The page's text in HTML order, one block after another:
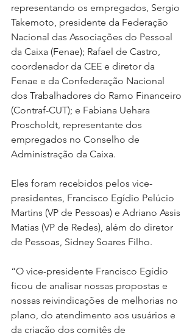
representando os empregados, Sergio
Takemoto, presidente da Federação
Nacional das Associações do Pessoal
da Caixa (Fenae); Rafael de Castro,
coordenador da CEE e diretor da
Fenae e da Confederação Nacional
dos Trabalhadores do Ramo Financeiro
(Contraf-CUT); e Fabiana Uehara
Proscholdt, representante dos
empregados no Conselho de
Administração da Caixa.
Eles foram recebidos pelos vice-
presidentes, Francisco Egídio Pelúcio
Martins (VP de Pessoas) e Adriano Assis
Matias (VP de Redes), além do diretor
de Pessoas, Sidney Soares Filho.
“O vice-presidente Francisco Egídio
ficou de analisar nossas propostas e
nossas reivindicações de melhorias no
plano, do atendimento aos usuários e
da criação dos comitês de